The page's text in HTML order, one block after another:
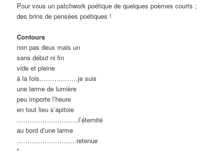
Pour vous un patchwork poétique de quelques poèmes courts ;
des brins de pensées poétiques !
Contours
non pas deux mais un
sans début ni fin
vide et pleine
à la fois………………je suis
une larme de lumière
peu importe l’heure
en tout lieu s’apitoie
………………………..l’éternité
au bord d’une larme
……………………….retenue
*